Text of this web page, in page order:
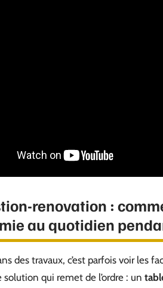
renovation :
au quotidien
des travaux, c’est parfois voir les
solution qui remet de l’ordre : un